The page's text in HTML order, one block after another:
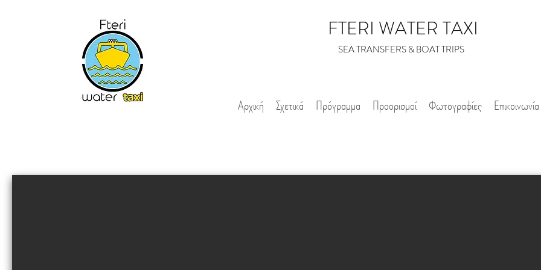
FTERI WATER TAXI
SEA TRANSFERS & BOAT TRIPS
Αρχική Σχετικά Πρόγραμμα Προορισμοί Φωτογραφίες Επικοινωνία